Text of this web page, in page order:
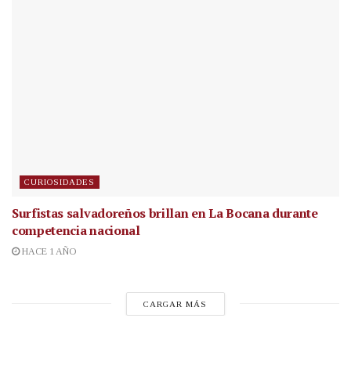
CURIOSIDADES
Surfistas salvadoreños brillan en La Bocana durante
competencia nacional
HACE 1 AÑO
CARGAR MÁS